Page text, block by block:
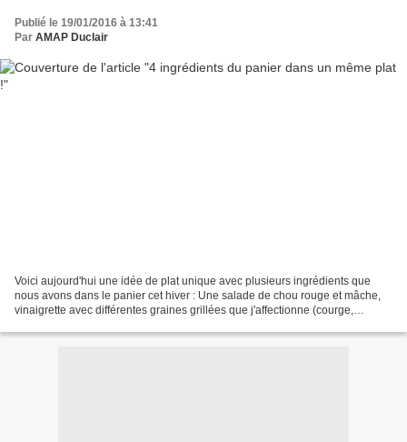
Publié le 19/01/2016 à 13:41
Par AMAP Duclair
Voici aujourd'hui une idée de plat unique avec plusieurs ingrédients que
nous avons dans le panier cet hiver : Une salade de chou rouge et mâche,
vinaigrette avec différentes graines grillées que j'affectionne (courge,